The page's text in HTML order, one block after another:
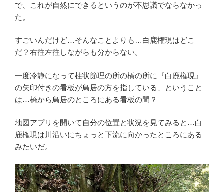
で、これが自然にできるというのが不思議でならなかっ
た。
すごいんだけど…そんなことよりも…白鹿権現はどこ
だ？右往左往しながらも分からない。
一度冷静になって柱状節理の所の橋の所に『白鹿権現』
の矢印付きの看板が鳥居の方を指している、ということ
は…橋から鳥居のところにある看板の間？
地図アプリを開いて自分の位置と状況を見てみると…白
鹿権現は川沿いにちょっと下流に向かったところにある
みたいだ。